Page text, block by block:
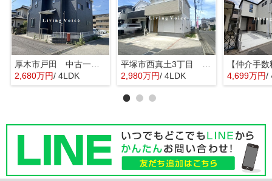
厚木市戸田 中古一戸建て
2,680万円/ 4LDK
2,980万円/ 4LDK 4,699万円/